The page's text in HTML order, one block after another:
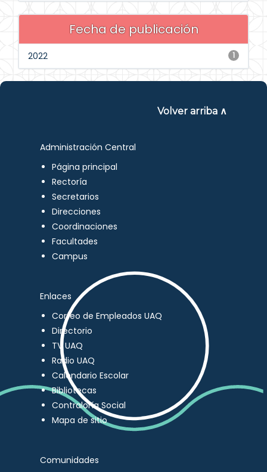
Fecha de publicación
1
2022
Volver arriba ∧
Administración Central
Página principal
Rectoría
Secretarios
Direcciones
Coordinaciones
Facultades
Campus
Enlaces
Correo de Empleados UAQ
Directorio
TV UAQ
Radio UAQ
Calendario Escolar
Bibliotecas
Contraloría Social
Mapa de sitio
Comunidades